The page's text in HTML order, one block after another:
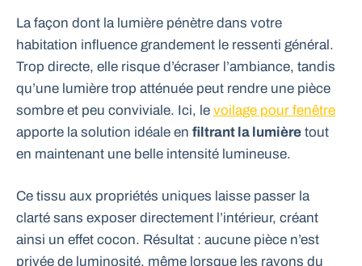
La façon dont la lumière pénètre dans votre
habitation influence grandement le ressenti général.
Trop directe, elle risque d’écraser l’ambiance, tandis
qu’une lumière trop atténuée peut rendre une pièce
sombre et peu conviviale. Ici, le voilage pour fenêtre
apporte la solution idéale en filtrant la lumière tout
en maintenant une belle intensité lumineuse.
Ce tissu aux propriétés uniques laisse passer la
clarté sans exposer directement l’intérieur, créant
ainsi un effet cocon. Résultat : aucune pièce n’est
privée de luminosité, même lorsque les rayons du